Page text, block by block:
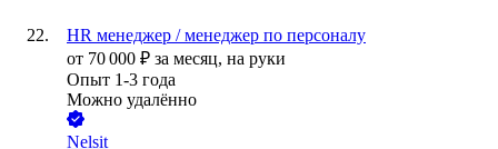
HR менеджер / менеджер по персоналу
от 70 000 ₽ за месяц, на руки
Опыт 1-3 года
Можно удалённо
Nelsit